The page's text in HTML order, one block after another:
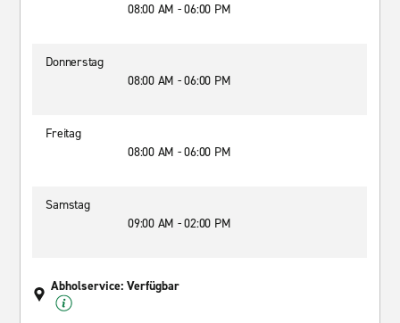
08:00 AM - 06:00 PM
Donnerstag
08:00 AM - 06:00 PM
Freitag
08:00 AM - 06:00 PM
Samstag
09:00 AM - 02:00 PM
Abholservice: Verfügbar